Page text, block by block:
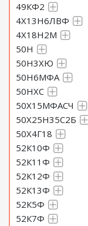
49КФ2
4Х13Н6ЛВФ
4Х18Н2М
50Н
50Н3ХЮ
50Н6МФА
50НХС
50Х15МФАСЧ
50Х25Н35С2Б
50Х4Г18
52К10Ф
52К11Ф
52К12Ф
52К13Ф
52К5Ф
52К7Ф